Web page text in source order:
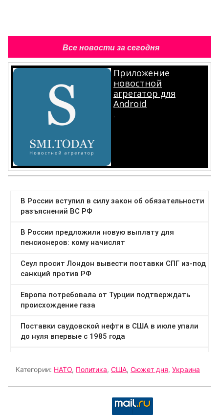
Все новости за сегодня
Приложение
новостной
агрегатор для
Android
.
Категории: НАТО, Политика, США, Сюжет дня, Украина